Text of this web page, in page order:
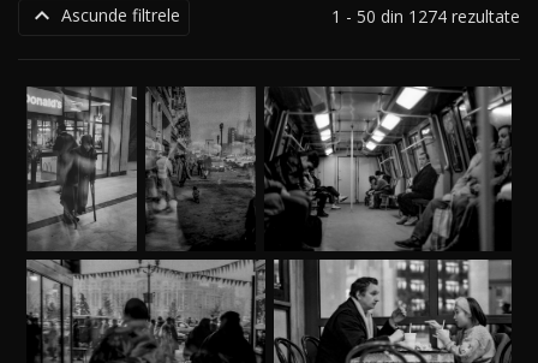
 Ascunde filtrele 1 - 50 din 1274 rezultate